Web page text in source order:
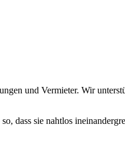
und Vermieter. Wir
dass sie nahtlos